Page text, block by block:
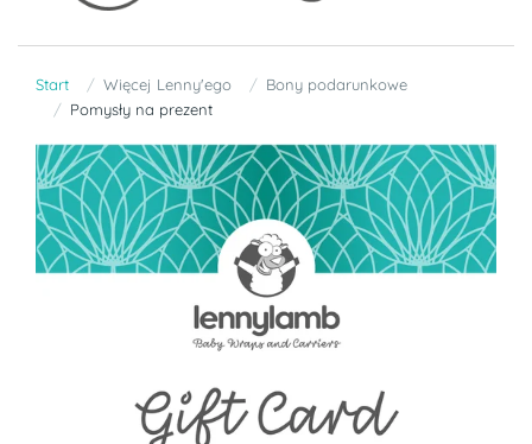
Start Więcej Lenny'ego
Bony podarunkowe
Pomysły na prezent